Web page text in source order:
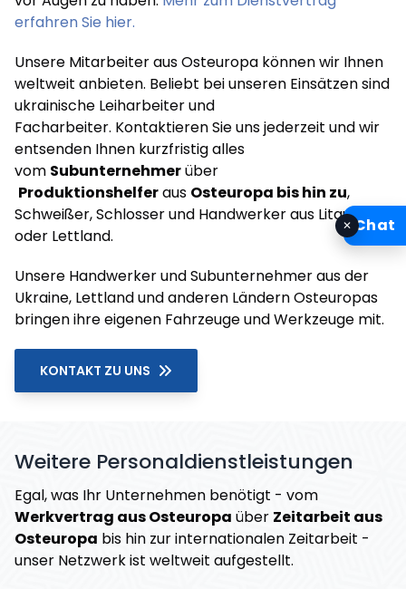
erfahren Sie hier.
Unsere Mitarbeiter aus Osteuropa können wir Ihnen
weltweit anbieten. Beliebt bei unseren Einsätzen sind
ukrainische Leiharbeiter und
Facharbeiter. Kontaktieren Sie uns jederzeit und wir
entsenden Ihnen kurzfristig alles
vom Subunternehmerüber
Produktionshelferaus Osteuropa bis hin zu,
Schweißer, Schlosser und Handwerker aus Litauen
oder Lettland.
Unsere Handwerker und Subunternehmer aus der
Ukraine, Lettland und anderen Ländern Osteuropas
bringen ihre eigenen Fahrzeuge und Werkzeuge mit.
KONTAKT ZU UNS
Weitere Personaldienstleistungen
Egal, was Ihr Unternehmen benötigt - vom
Werkvertrag aus Osteuropa über Zeitarbeit aus
Osteuropa bis hin zur internationalen Zeitarbeit -
unser Netzwerk ist weltweit aufgestellt.
Chat
✕